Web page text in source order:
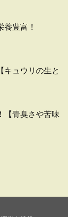
養豊富！
キュウリの生と
【青臭さや苦味